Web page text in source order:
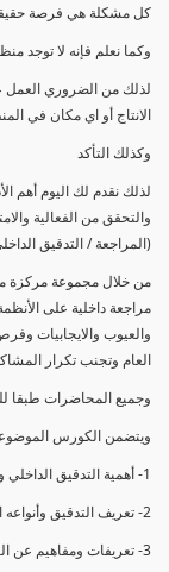
كل مشكلة هي فرصة
وكما نعلم فإنه لا توجد
لذلك من الضروري العمل
الانتاج أو اي مكان في
وكذلك التأكد
لذلك نقدم لك اليوم أهم
والتحقق من الفعالية
(المراجعة / التدقيق
من خلال مجموعة مركزة
مراجعة داخلية على
والعيوب والايجابيات
العام وتجنب تكرار
وجميع المحاضرات طبقا
ويتضمن الكورس
1- أهمية التدقيق الداخلي وتعريفه.
2- تعريف التدقيق وأنواعه الرئيسية.
3- تعريفات ومفاهيم عن التدقيق الداخلي.